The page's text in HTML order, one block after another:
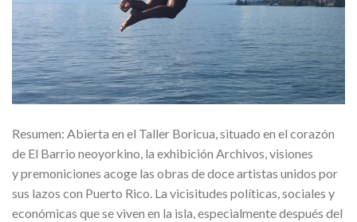
Resumen: Abierta en el Taller Boricua, situado en el corazón
de El Barrio neoyorkino, la exhibición Archivos, visiones
y premoniciones acoge las obras de doce artistas unidos por
sus lazos con Puerto Rico. La vicisitudes políticas, sociales y
económicas que se viven en la isla, especialmente después del